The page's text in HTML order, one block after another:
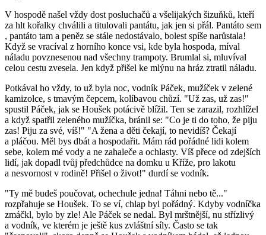
V hospodě našel vždy dost posluchačů a všelijakých šizuňků, kteří
za hlt kořalky chválili a titulovali pantátu, jak jen si přál. Pantáto sem
, pantáto tam a peněz se stále nedostávalo, bolest spíše narůstala!
Když se vracíval z horního konce vsi, kde byla hospoda, míval
náladu povznesenou nad všechny trampoty. Brumlal si, mluvíval
celou cestu zvesela. Jen když přišel ke mlýnu na hráz ztratil náladu.
Potkával ho vždy, to už byla noc, vodník Páček, mužíček v zelené
kamizolce, s tmavým čepcem, kolíbavou chůzí. "Už zas, už zas!"
spustil Páček, jak se Houšek potácivě blížil. Ten se zarazil, rozhlížel
a když spatřil zeleného mužíčka, bránil se: "Co je ti do toho, že piju
zas! Piju za své, víš!" "A žena a děti čekají, to nevidíš? Čekají
a pláčou. Měl bys dbát a hospodařit. Mám rád pořádné lidi kolem
sebe, kolem mé vody a ne zahaleče a ochlasty. Víš přece od zdejších
lidí, jak dopadl tvůj předchůdce na domku u Kříže, pro lakotu
a nesvornost v rodině! Přišel o život!" durdí se vodník.
"Ty mě budeš poučovat, ochechule jedna! Táhni nebo tě..."
rozpřahuje se Houšek. To se ví, chlap byl pořádný. Kdyby vodníčka
zmáčkl, bylo by zle! Ale Páček se nedal. Byl mrštnější, nu střízlivý
a vodník, ve kterém je ještě kus zvláštní síly. Často se tak